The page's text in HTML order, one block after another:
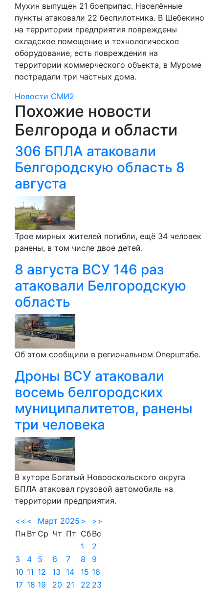
Мухин выпущен 21 боеприпас. Населённые
пункты атаковали 22 беспилотника. В Шебекино
на территории предприятия повреждены
складское помещение и технологическое
оборудование, есть повреждения на
территории коммерческого объекта, в Муроме
пострадали три частных дома.
Новости СМИ2
Похожие новости
Белгорода и области
306 БПЛА атаковали
Белгородскую область 8
августа
Трое мирных жителей погибли, ещё 34 человек
ранены, в том числе двое детей.
8 августа ВСУ 146 раз
атаковали Белгородскую
область
Об этом сообщили в региональном Оперштабе.
Дроны ВСУ атаковали
восемь белгородских
муниципалитетов, ранены
три человека
В хуторе Богатый Новооскольского округа
БПЛА атаковал грузовой автомобиль на
территории предприятия.
<< < Март 2025 >
>>
Пн Вт Ср Чт Пт СбВс
1
2
3
4 5 6 7 8
9
10 11 12 13 14 15 16
17 18 19 20 21 22 23